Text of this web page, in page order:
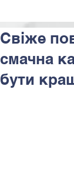
Свіже
смачна
бути